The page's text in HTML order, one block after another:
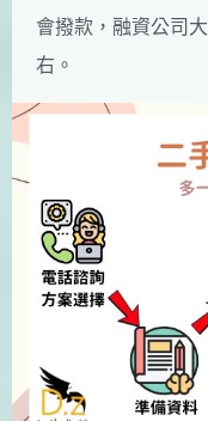
會撥款，融資公司
右。